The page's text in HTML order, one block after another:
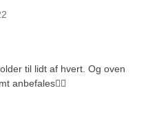
til lidt af hvert. Og oven
anbefales👍🏻